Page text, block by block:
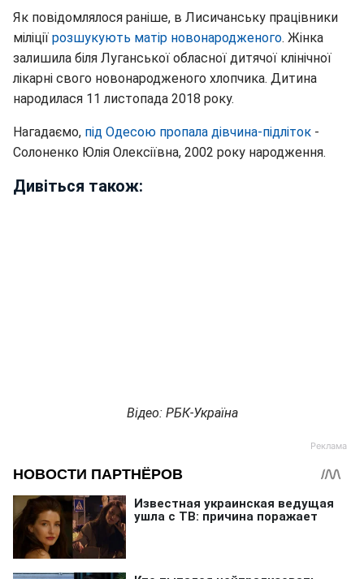
Як повідомлялося раніше, в Лисичанську працівники
міліції розшукують матір новонародженого. Жінка
залишила біля Луганської обласної дитячої клінічної
лікарні свого новонародженого хлопчика. Дитина
народилася 11 листопада 2018 року.
Нагадаємо, під Одесою пропала дівчина-підліток -
Солоненко Юлія Олексіївна, 2002 року народження.
Дивіться також:
Відео: РБК-Україна